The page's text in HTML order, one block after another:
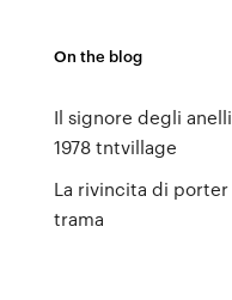
On the blog
Il signore degli anelli
1978 tntvillage
La rivincita di porter
trama